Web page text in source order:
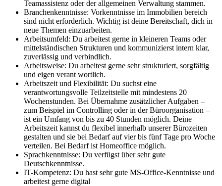
Teamassistenz oder der allgemeinen Verwaltung stammen.
Branchenkenntnisse: Vorkenntnisse im Immobilien bereich
sind nicht erforderlich. Wichtig ist deine Bereitschaft, dich in
neue Themen einzuarbeiten.
Arbeitsumfeld: Du arbeitest gerne in kleineren Teams oder
mittelständischen Strukturen und kommunizierst intern klar,
zuverlässig und verbindlich.
Arbeitsweise: Du arbeitest gerne sehr strukturiert, sorgfältig
und eigen verant wortlich.
Arbeitszeit und Flexibilität: Du suchst eine
verantwortungsvolle Teilzeitstelle mit mindestens 20
Wochenstunden. Bei Übernahme zusätzlicher Aufgaben –
zum Beispiel im Controlling oder in der Büroorganisation –
ist ein Umfang von bis zu 40 Stunden möglich. Deine
Arbeitszeit kannst du flexibel innerhalb unserer Bürozeiten
gestalten und sie bei Bedarf auf vier bis fünf Tage pro Woche
verteilen. Bei Bedarf ist Homeoffice möglich.
Sprachkenntnisse: Du verfügst über sehr gute
Deutschkenntnisse.
IT-Kompetenz: Du hast sehr gute MS-Office-Kenntnisse und
arbeitest gerne digital